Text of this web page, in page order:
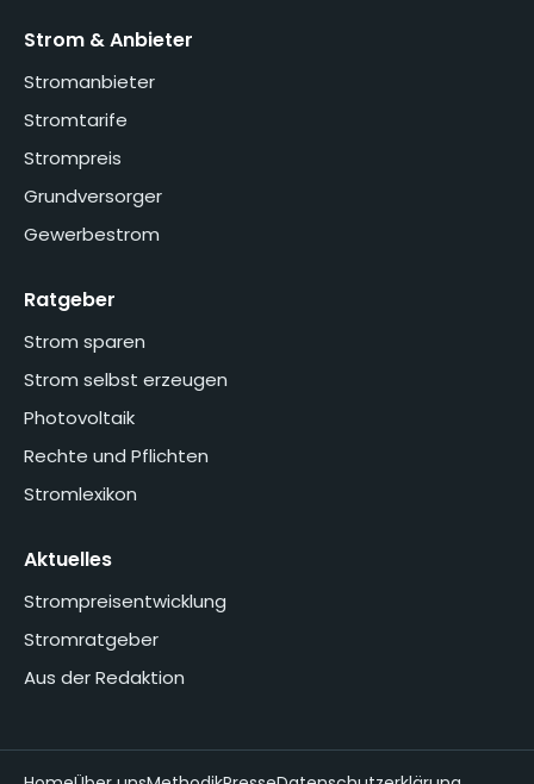
Strom & Anbieter
Stromanbieter
Stromtarife
Strompreis
Grundversorger
Gewerbestrom
Ratgeber
Strom sparen
Strom selbst erzeugen
Photovoltaik
Rechte und Pflichten
Stromlexikon
Aktuelles
Strompreisentwicklung
Stromratgeber
Aus der Redaktion